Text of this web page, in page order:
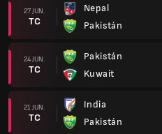
27 JUN.
TC
Nepal
Pakistán
24 JUN.
TC
Pakistán
Kuwait
21 JUN.
TC
India
Pakistán